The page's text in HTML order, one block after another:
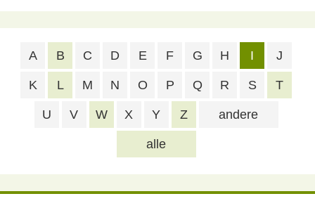
alle
A B C D E F G H I J
K L M N O P Q R S T
U V W X Y Z andere